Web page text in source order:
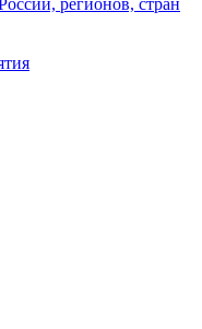
регионов, стран